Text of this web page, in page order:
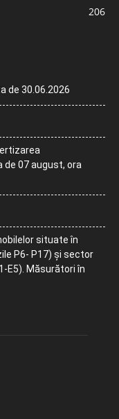
206
de 30.06.2026
de 07 august, ora
situate în
P6- P17) și sector
E5). Măsurători în